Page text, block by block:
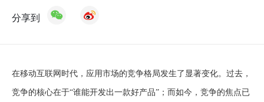
分享到
在移动互联网时代，应用市场的竞争格局发生了显著变化。过去，
竞争的核心在于“谁能开发出一款好产品”；而如今，竞争的焦点已